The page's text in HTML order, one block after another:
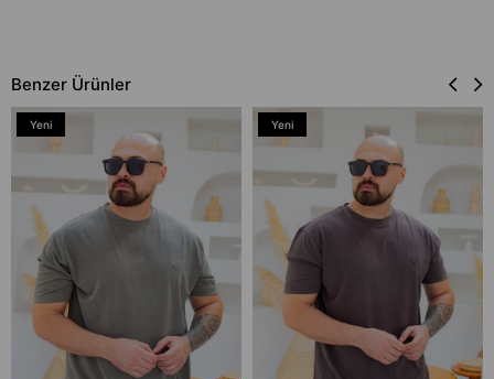
Benzer Ürünler
Yeni
Yeni
Ürün